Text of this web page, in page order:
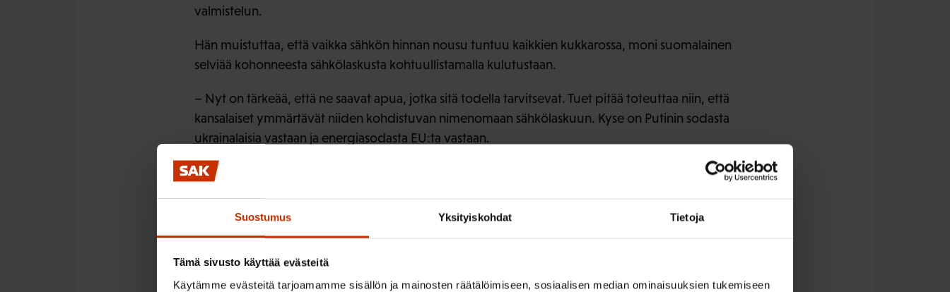
Suostumus Yksityiskohdat Tietoja
Tämä sivusto käyttää evästeitä
Käytämme evästeitä tarjoamamme sisällön ja mainosten räätälöimiseen, sosiaalisen median ominaisuuksien tukemiseen
valmistelun.
Hän muistuttaa, että vaikka sähkön hinnan nousu tuntuu kaikkien kukkarossa, moni suomalainen
selviää kohonneesta sähkölaskusta kohtuullistamalla kulutustaan.
– Nyt on tärkeää, että ne saavat apua, jotka sitä todella tarvitsevat. Tuet pitää toteuttaa niin, että
kansalaiset ymmärtävät niiden kohdistuvan nimenomaan sähkölaskuun. Kyse on Putinin sodasta
ukrainalaisia vastaan ja energiasodasta EU:ta vastaan.